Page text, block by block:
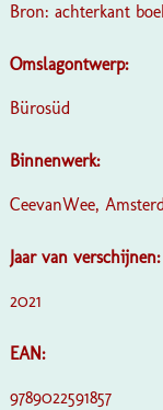
Bron: achterkant
Omslagontwerp:
Bürosüd
Binnenwerk:
CeevanWee,
Jaar van verschijnen:
2021
EAN:
9789022591857